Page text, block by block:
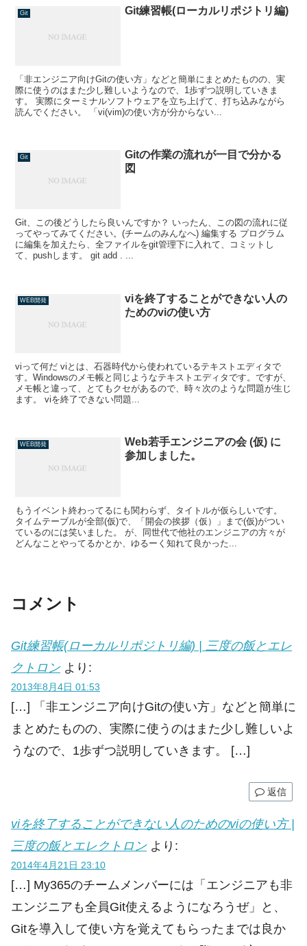
Git Git練習帳(ローカルリポジトリ編)
「非エンジニア向けGitの使い方」などと簡単にまとめたものの、実
際に使うのはまた少し難しいようなので、1歩ずつ説明していきま
す。 実際にターミナルソフトウェアを立ち上げて、打ち込みながら
読んでください。 「vi(vim)の使い方が分からない...
Git
Gitの作業の流れが一目で分かる
図
Git、この後どうしたら良いんですか？ いったん、この図の流れに従
ってやってみてください。(チームのみんなへ) 編集する プログラム
に編集を加えたら、全ファイルをgit管理下に入れて、コミットし
て、pushします。 git add . ...
WEB開発
viを終了することができない人の
ためのviの使い方
viって何だ viとは、石器時代から使われているテキストエディタで
す。Windowsのメモ帳と同じようなテキストエディタです。ですが、
メモ帳と違って、とてもクセがあるので、時々次のような問題が生じ
ます。 viを終了できない問題...
WEB開発
Web若手エンジニアの会 (仮) に
参加しました。
もうイベント終わってるにも関わらず、タイトルが仮らしいです。
タイムテーブルが全部(仮)で、「開会の挨拶（仮）」まで(仮)がつい
ているのには笑いました。 が、同世代で他社のエンジニアの方々が
どんなことやってるかとか、ゆるーく知れて良かった...
コメント
Git練習帳(ローカルリポジトリ編) | 三度の飯とエレ
クトロン より:
2013年8月4日 01:53
[…] 「非エンジニア向けGitの使い方」などと簡単に
まとめたものの、実際に使うのはまた少し難しいよ
うなので、1歩ずつ説明していきます。 […]
返信
viを終了することができない人のためのviの使い方 |
三度の飯とエレクトロン より:
2014年4月21日 23:10
[…] My365のチームメンバーには「エンジニアも非
エンジニアも全員Git使えるようになろうぜ」と、
Gitを導入して使い方を覚えてもらったまでは良か